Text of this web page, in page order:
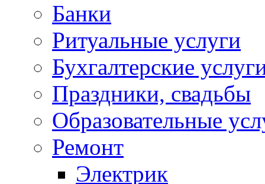
Банки
Ритуальные услуги
Бухгалтерские
Праздники, свадьбы
Образовательные
Ремонт
Электрик